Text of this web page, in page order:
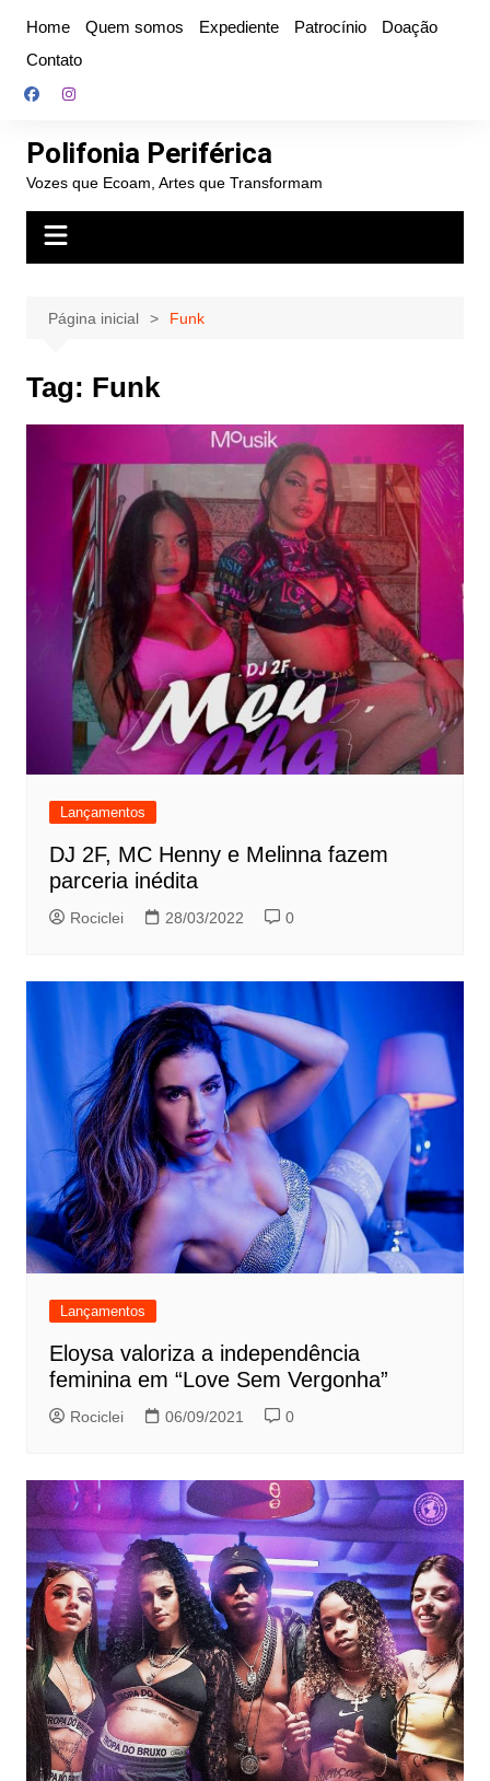
conteúdo
Home Quem somos Expediente Patrocínio
Doação
Contato
Polifonia Periférica
Vozes que Ecoam, Artes que Transformam
Página inicial Funk
Tag: Funk
Lançamentos
DJ 2F, MC Henny e Melinna fazem
parceria inédita
Rociclei 28/03/2022 0
Lançamentos
Eloysa valoriza a independência
feminina em “Love Sem Vergonha”
Rociclei 06/09/2021 0